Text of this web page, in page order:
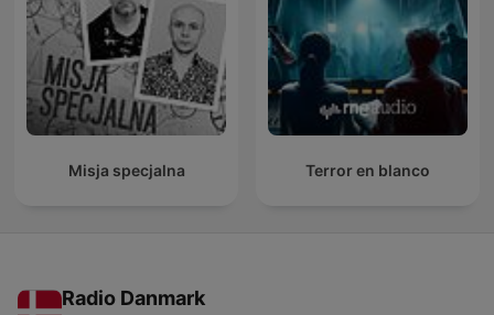
Misja specjalna Terror en blanco
Radio Danmark